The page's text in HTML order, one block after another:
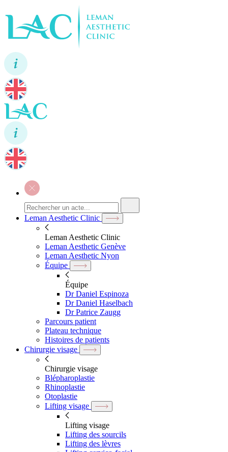
Leman Aesthetic Clinic
Leman Aesthetic Clinic
Leman Aesthetic Genève
Leman Aesthetic Nyon
Équipe
Équipe
Dr Daniel Espinoza
Dr Daniel Haselbach
Dr Patrice Zaugg
Parcours patient
Plateau technique
Histoires de patients
Chirurgie visage
Chirurgie visage
Blépharoplastie
Rhinoplastie
Otoplastie
Lifting visage
Lifting visage
Lifting des sourcils
Lifting des lèvres